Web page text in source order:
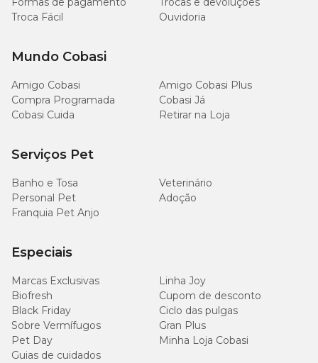
Se você está procurando por um inseticida eficiente ou pelo
encontra o produto com todas as vantagens e também todas as
informações para utilizá-lo da melhor forma.
dia. São centenas de produtos com
Troca Fácil
Ouvidoria
Mundo Cobasi
Amigo Cobasi
Amigo Cobasi Plus
Compra Programada
Cobasi Já
Cobasi Cuida
Retirar na Loja
Serviços Pet
Banho e Tosa
Veterinário
Personal Pet
Adoção
Franquia Pet Anjo
Especiais
Marcas Exclusivas
Linha Joy
Biofresh
Cupom de desconto
Black Friday
Ciclo das pulgas
Sobre Vermífugos
Gran Plus
Pet Day
Minha Loja Cobasi
Guias de cuidados